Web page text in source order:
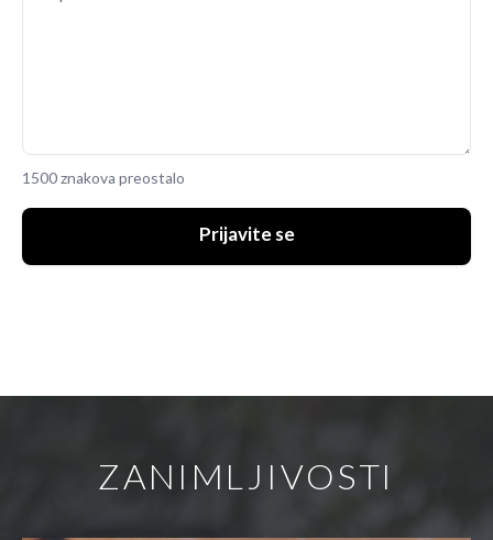
1500 znakova preostalo
Prijavite se
ZANIMLJIVOSTI